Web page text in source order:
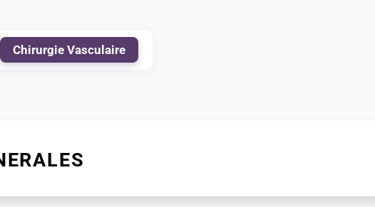
Chirurgie Vasculaire